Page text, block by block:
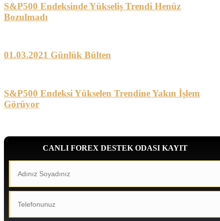
S&P500 Endeksinde Yükseliş Trendi Henüz
Bozulmadı
01.03.2021 Günlük Bülten
S&P500 Endeksi Yükselen Trendine Yakın İşlem
Görüyor
CANLI FOREX DESTEK ODASI KAYIT